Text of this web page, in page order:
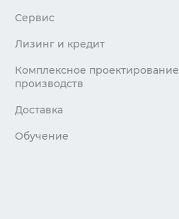
Сервис
Лизинг и кредит
Комплексное проектирование
производств
Доставка
Обучение